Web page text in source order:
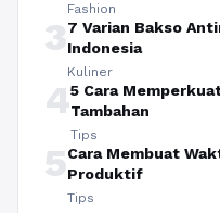
Fashion
37 Varian Bakso
Indonesia
Kuliner
45 Cara
Tambahan
Tips
5Cara Membuat
Produktif
Tips